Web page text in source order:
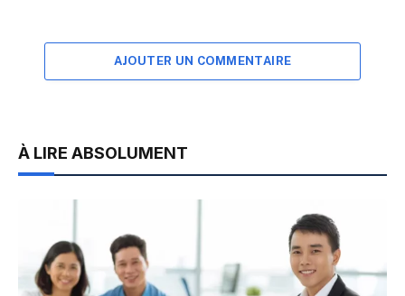
AJOUTER UN COMMENTAIRE
À LIRE ABSOLUMENT